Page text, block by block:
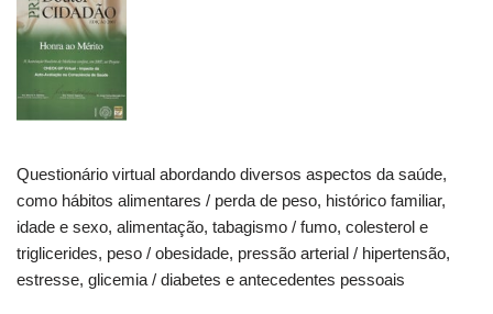
Questionário virtual abordando diversos aspectos da saúde,
como hábitos alimentares / perda de peso, histórico familiar,
idade e sexo, alimentação, tabagismo / fumo, colesterol e
triglicerides, peso / obesidade, pressão arterial / hipertensão,
estresse, glicemia / diabetes e antecedentes pessoais